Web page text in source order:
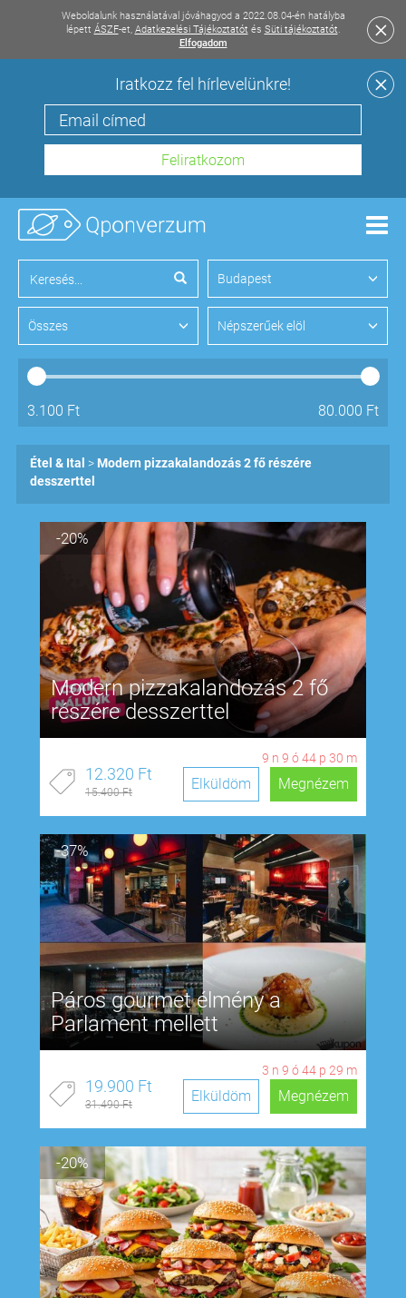
Weboldalunk használatával jóváhagyod a 2022.08.04-én hatályba
lépett ÁSZF-et, Adatkezelési Tájékoztatót és Süti tájékoztatót.
Elfogadom
Iratkozz fel hírlevelünkre!
Budapest
Összes Népszerűek elöl
3.100 Ft 80.000 Ft
Étel & Ital
Modern pizzakalandozás 2 fő részére
desszerttel
-20%
Modern pizzakalandozás 2 fő
részére desszerttel
9 n 9 ó44 p 29 m
12.320 Ft
15.400 Ft Megnézem
Elküldöm
-37%
Páros gourmet élmény a
Parlament mellett
3 n 9 ó44 p 28 m
19.900 Ft
31.490 Ft Megnézem
Elküldöm
-20%